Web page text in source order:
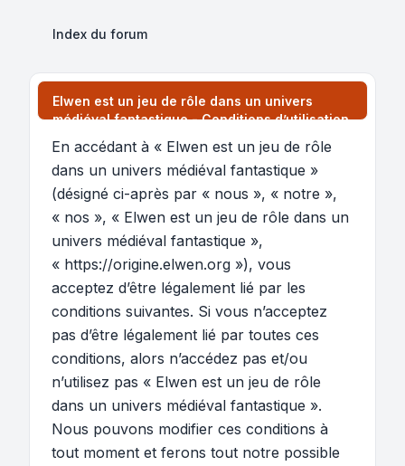
Index du forum
Elwen est un jeu de rôle dans un univers
médiéval fantastique - Conditions d’utilisation
En accédant à « Elwen est un jeu de rôle
dans un univers médiéval fantastique »
(désigné ci-après par « nous », « notre »,
« nos », « Elwen est un jeu de rôle dans un
univers médiéval fantastique »,
« https://origine.elwen.org »), vous
acceptez d’être légalement lié par les
conditions suivantes. Si vous n’acceptez
pas d’être légalement lié par toutes ces
conditions, alors n’accédez pas et/ou
n’utilisez pas « Elwen est un jeu de rôle
dans un univers médiéval fantastique ».
Nous pouvons modifier ces conditions à
tout moment et ferons tout notre possible